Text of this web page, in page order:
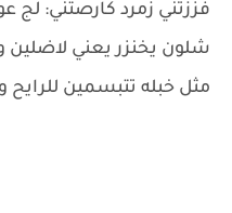
فززتني زمرد كارصتني: لج
شلون يخنزر يعني
مثل خبله تتبسمين للرايح